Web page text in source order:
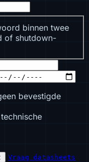
binnen twee
of shutdown-
bevestigde
Vraag datasheets